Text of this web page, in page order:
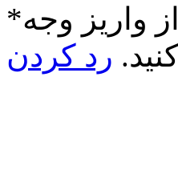
واریز وجه
رد کردن